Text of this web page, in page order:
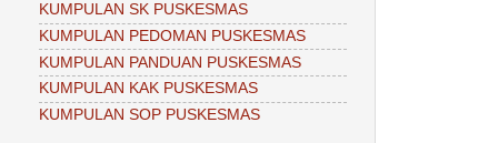
KUMPULAN SK PUSKESMAS
KUMPULAN PEDOMAN PUSKESMAS
KUMPULAN PANDUAN PUSKESMAS
KUMPULAN KAK PUSKESMAS
KUMPULAN SOP PUSKESMAS